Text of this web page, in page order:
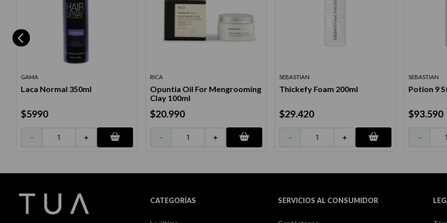
GAMA
Laca Normal 350ml
$5990
＋
－
RICA
Opuntia Oil For Mengrooming
Clay 100ml
$20.990
＋
－
SEBASTIAN
Thickefy Foam 200ml
$29.420
＋
－
SEBASTIAN
Potion 9
$93.590
－
CATEGORÍAS SERVICIOS AL CONSUMIDOR